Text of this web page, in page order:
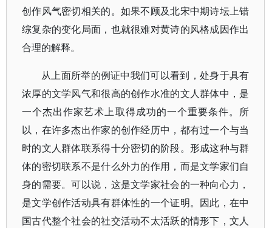
创作风气密切相关的。如果不顾及北宋中期诗坛上错
综复杂的变化局面，也就很难对黄诗的风格成因作出
合理的解释。
从上面所举的例证中我们可以看到，处身于具有
浓厚的文学风气和很高的创作水准的文人群体中，是
一个杰出作家艺术上取得成功的一个重要条件。所
以，在许多杰出作家的创作经历中，都有过一个与当
时的文人群体联系得十分密切的阶段。形成这种与群
体的密切联系不是什么外力的作用，而是文学家们自
身的需要。可以说，这是文学家社会的一种向心力，
是文学创作活动具有群体性的一个证明。因此，在中
国古代整个社会的社交活动不太活跃的情形下，文人